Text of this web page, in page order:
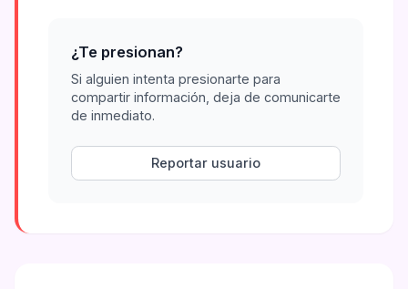
¿Te presionan?
Si alguien intenta presionarte para
compartir información, deja de comunicarte
de inmediato.
Reportar usuario